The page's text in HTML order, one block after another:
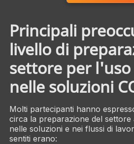
Principali
livello di
settore per
nelle soluzioni
Molti partecipanti hanno
circa la preparazione del settore
nelle soluzioni e nei flussi di
sentiti erano: